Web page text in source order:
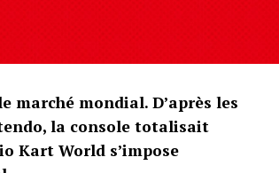
mondial. D’après les
la console totalisait
Kart World s’impose